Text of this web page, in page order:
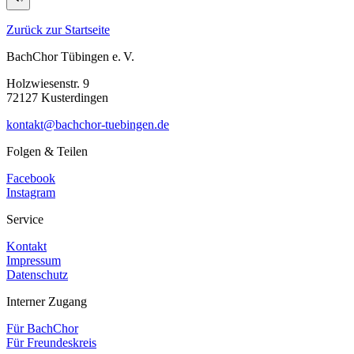
Zurück zur Startseite
BachChor Tübingen e. V.
Holzwiesenstr. 9
72127 Kusterdingen
kontakt@bachchor-tuebingen.de
Folgen & Teilen
Facebook
Instagram
Service
Kontakt
Impressum
Datenschutz
Interner Zugang
Für BachChor
Für Freundeskreis